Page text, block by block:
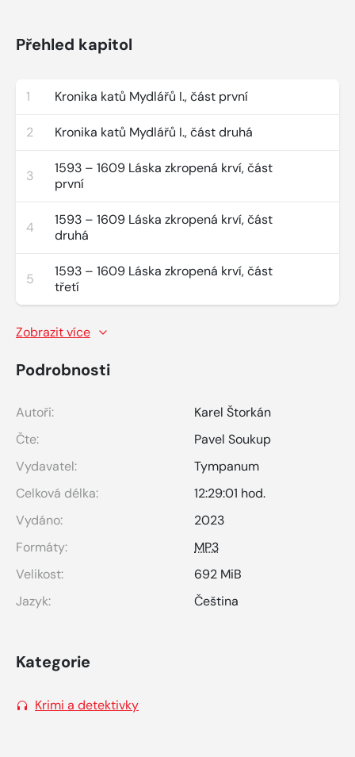
Přehled kapitol
1 Kronika katů Mydlářů I., část první
2 Kronika katů Mydlářů I., část druhá
3
1593 – 1609 Láska zkropená krví, část
první
4
1593 – 1609 Láska zkropená krví, část
druhá
5
1593 – 1609 Láska zkropená krví, část
třetí
Zobrazit více
Podrobnosti
Autoři:
Karel Štorkán
Čte:
Pavel Soukup
Vydavatel:
Tympanum
Celková délka:
12:29:01 hod.
Vydáno:
2023
Formáty:
MP3
Velikost:
692 MiB
Jazyk:
Čeština
Kategorie
Krimi a detektivky